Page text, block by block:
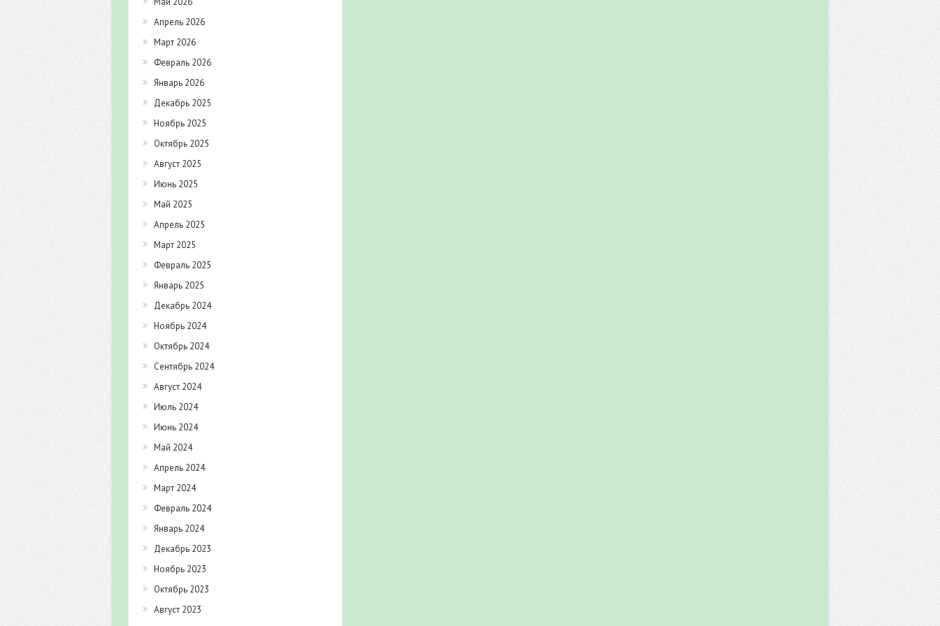
Апрель 2026
Март 2026
Февраль 2026
Январь 2026
Декабрь 2025
Ноябрь 2025
Октябрь 2025
Август 2025
Июнь 2025
Май 2025
Апрель 2025
Март 2025
Февраль 2025
Январь 2025
Декабрь 2024
Ноябрь 2024
Октябрь 2024
Сентябрь 2024
Август 2024
Июль 2024
Июнь 2024
Май 2024
Апрель 2024
Март 2024
Февраль 2024
Январь 2024
Декабрь 2023
Ноябрь 2023
Октябрь 2023
Август 2023